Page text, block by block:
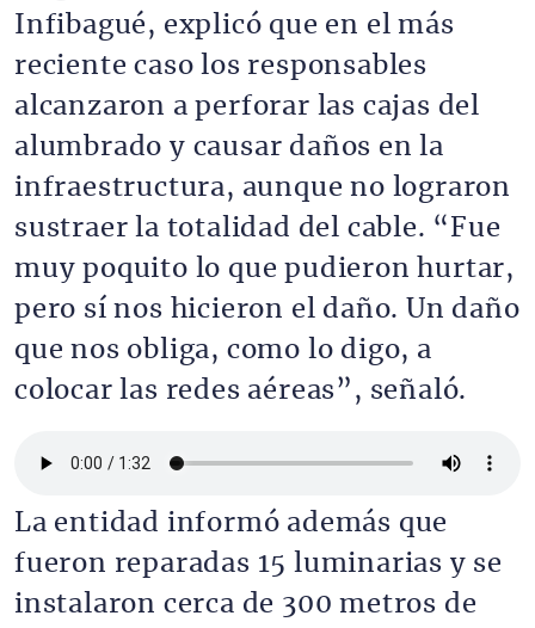
Infibagué, explicó que en el más
reciente caso los responsables
alcanzaron a perforar las cajas del
alumbrado y causar daños en la
infraestructura, aunque no lograron
sustraer la totalidad del cable. “Fue
muy poquito lo que pudieron hurtar,
pero sí nos hicieron el daño. Un daño
que nos obliga, como lo digo, a
colocar las redes aéreas”, señaló.
La entidad informó además que
fueron reparadas 15 luminarias y se
instalaron cerca de 300 metros de